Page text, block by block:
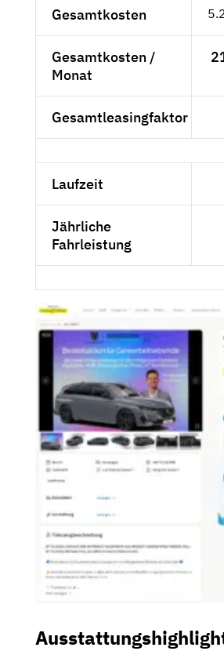
Gesamtkosten
Gesamtkosten /
Monat
Gesamtleasingfaktor
Laufzeit
Jährliche
Fahrleistung